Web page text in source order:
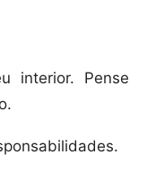
interior. Pense